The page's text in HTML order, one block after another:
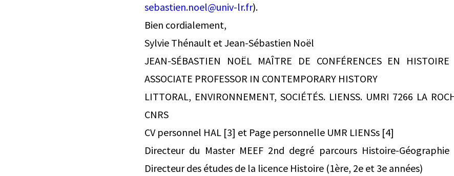
sebastien.noel@univ-lr.fr).
Bien cordialement,
Sylvie Thénault et Jean-Sébastien Noël
JEAN-SÉBASTIEN NOËL MAÎTRE DE CONFÉRENCES EN
ASSOCIATE PROFESSOR IN CONTEMPORARY HISTORY
LITTORAL, ENVIRONNEMENT, SOCIÉTÉS. LIENSS. UMRI 7266 LA
CNRS
CV personnel HAL [3] et Page personnelle UMR LIENSs [4]
Directeur du Master MEEF 2nd degré parcours Histoire-
Directeur des études de la licence Histoire (1ère, 2e et 3e années)